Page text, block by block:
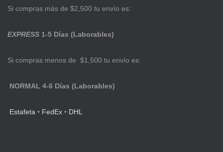
Si compras más de $2,500 tu envío es:
EXPRESS 1-5 Días (Laborables)
Si compras menos de $1,500 tu envío es:
NORMAL 4-6 Días (Laborables)
Estafeta • FedEx • DHL